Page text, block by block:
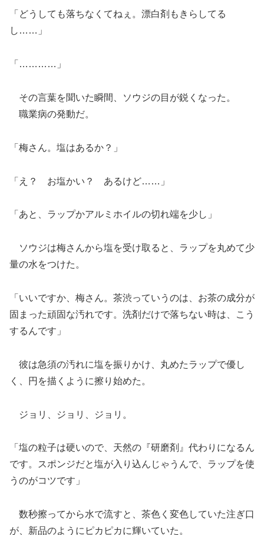
「どうしても落ちなくてねぇ。漂白剤もきらしてる
し……」
「…………」
その言葉を聞いた瞬間、ソウジの目が鋭くなった。
職業病の発動だ。
「梅さん。塩はあるか？」
「え？ お塩かい？ あるけど……」
「あと、ラップかアルミホイルの切れ端を少し」
ソウジは梅さんから塩を受け取ると、ラップを丸めて少
量の水をつけた。
「いいですか、梅さん。茶渋っていうのは、お茶の成分が
固まった頑固な汚れです。洗剤だけで落ちない時は、こう
するんです」
彼は急須の汚れに塩を振りかけ、丸めたラップで優し
く、円を描くように擦り始めた。
ジョリ、ジョリ、ジョリ。
「塩の粒子は硬いので、天然の『研磨剤』代わりになるん
です。スポンジだと塩が入り込んじゃうんで、ラップを使
うのがコツです」
数秒擦ってから水で流すと、茶色く変色していた注ぎ口
が、新品のようにピカピカに輝いていた。